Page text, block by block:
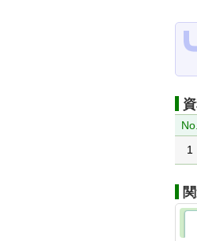
1